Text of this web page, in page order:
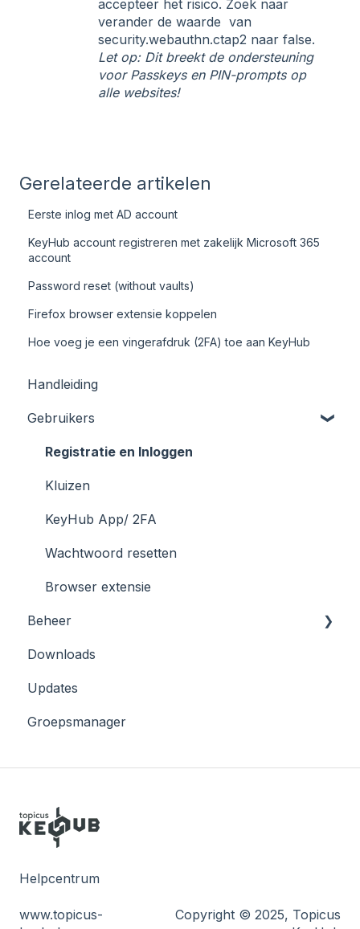
accepteer het risico. Zoek naar
verander de waarde van
security.webauthn.ctap2 naar false.
Let op: Dit breekt de ondersteuning
voor Passkeys en PIN-prompts op
allewebsites!
Gerelateerde artikelen
Eerste inlog met AD account
KeyHub account registreren met zakelijk Microsoft 365
account
Password reset (without vaults)
Firefox browser extensie koppelen
Hoe voeg je een vingerafdruk (2FA) toe aan KeyHub
Handleiding
Gebruikers
Registratie en Inloggen
Kluizen
KeyHub App/ 2FA
Wachtwoord resetten
Browser extensie
Beheer
Azure
AWS
Downloads
Updates
Groepsmanager
Helpcentrum
www.topicus-
Copyright © 2025, Topicus